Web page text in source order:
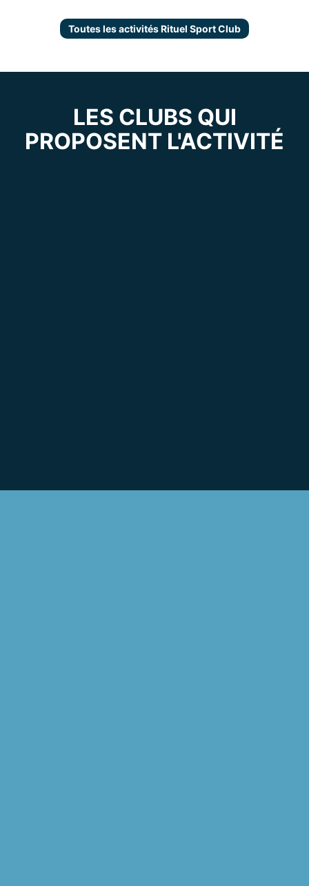
Toutes les activités Rituel Sport Club
LES CLUBS QUI
PROPOSENT L'ACTIVITÉ